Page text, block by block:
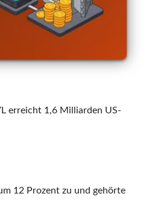
erreicht 1,6 Milliarden US-
12 Prozent zu und gehörte